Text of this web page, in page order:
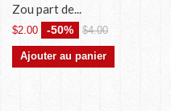
Zou part de...
$2.00 -50% $4.00
Ajouter au panier